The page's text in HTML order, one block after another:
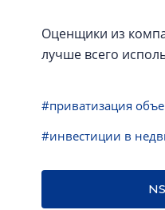
Оценщики из
лучше всего
#приватизация
#инвестиции в